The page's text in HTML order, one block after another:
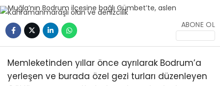
ABONE OL
Memleketinden yıllar önce ayrılarak Bodrum’a
yerleşen ve burada özel gezi turları düzenleyen